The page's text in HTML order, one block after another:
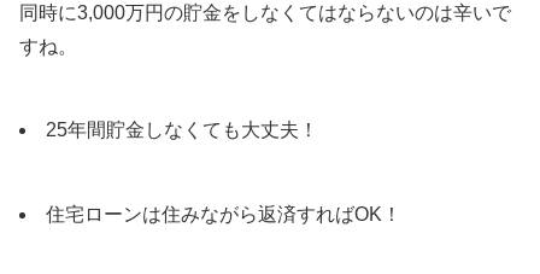
同時に3,000万円の貯金をしなくてはならないのは辛いで
すね。
25年間貯金しなくても大丈夫！
住宅ローンは住みながら返済すればOK！